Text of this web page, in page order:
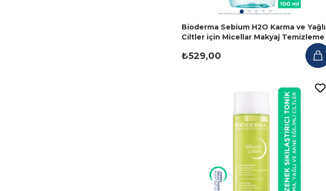
Bioderma Sebium H2O Karma ve Yağlı
Ciltler için Micellar Makyaj Temizleme
₺529,00